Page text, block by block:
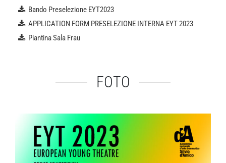
Bando Preselezione EYT2023
APPLICATION FORM PRESELEZIONE INTERNA EYT 2023
Piantina Sala Frau
FOTO